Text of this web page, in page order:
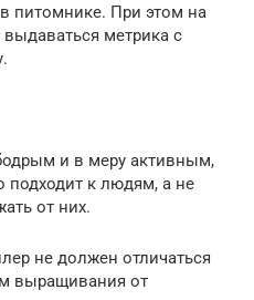
питомнике. При этом на
метрика с
и в меру активным,
подходит к людям, а не
от них.
не должен отличаться
выращивания от